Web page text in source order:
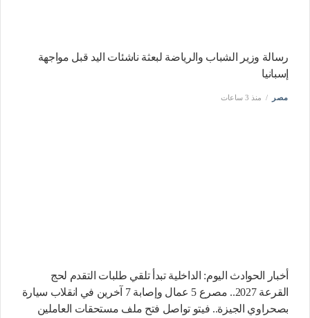
رسالة وزير الشباب والرياضة لبعثة ناشئات اليد قبل مواجهة
إسبانيا
مصر منذ 3 ساعات
أخبار الحوادث اليوم: الداخلية تبدأ تلقي طلبات التقدم لحج
القرعة 2027.. مصرع 5 عمال وإصابة 7 آخرين في انقلاب سيارة
بصحراوي الجيزة.. فيتو تواصل فتح ملف مستحقات العاملين